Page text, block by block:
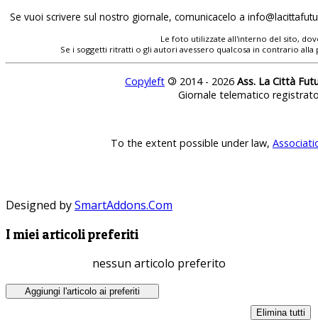
Se vuoi scrivere sul nostro giornale, comunicacelo a
Le foto utilizzate all'interno del sito,
Se i soggetti ritratti o gli autori avessero qualcosa in contrario
Copyleft © 2014 - 2026 Ass. La Città
Giornale telematico
To the extent possible under law,
Designed bySmartAddons.Com
I miei articoli preferiti
nessun articolo preferito